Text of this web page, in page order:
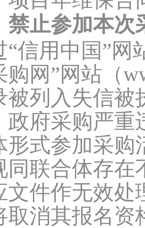
禁止参加本次
“信用中国”网
购网”网站（
被列入失信
政府采购严重
形式参加采购
同联合体存
文件作无效处
取消其报名资